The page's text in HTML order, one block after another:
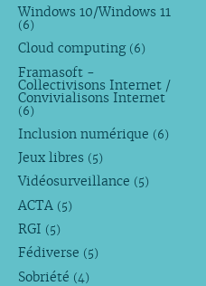
Windows 10/Windows 11
(6)
Cloud computing (6)
Framasoft -
Collectivisons Internet /
Convivialisons Internet
(6)
Inclusion numérique (6)
Jeux libres (5)
Vidéosurveillance (5)
ACTA (5)
RGI (5)
Fédiverse (5)
Sobriété (4)